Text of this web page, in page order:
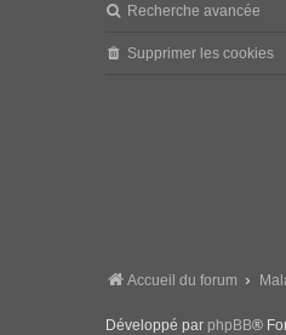
Recherche avancée
Supprimer les cookies
Accueil du forum
Développé par phpBB®